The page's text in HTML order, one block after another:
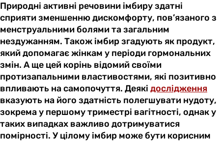
Природні активні речовини імбиру здатні
сприяти зменшенню дискомфорту, пов’язаного з
менструальними болями та загальним
нездужанням. Також імбир згадують як продукт,
який допомагає жінкам у періоди гормональних
змін. А ще цей корінь відомий своїми
протизапальними властивостями, які позитивно
впливають на самопочуття. Деякі дослідження
вказують на його здатність полегшувати нудоту,
зокрема у першому триместрі вагітності, однак у
таких випадках важливо дотримуватися
помірності. У цілому імбир може бути корисним